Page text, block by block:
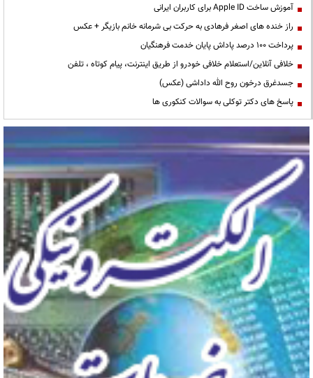
آموزش ساخت Apple ID برای کاربران ایرانی
راز خنده های اصغر فرهادی به حرکت بی شرمانه خانم بازیگر + عکس
پرداخت ۱۰۰ درصد پاداش پایان خدمت فرهنگیان
خلافی آنلاین/استعلام خلافی خودرو از طریق اینترنت، پیام کوتاه ، تلفن
جسدغرق درخون روح الله داداشی (عکس)
پاسخ های دکتر توکلی به سوالات کنکوری ها